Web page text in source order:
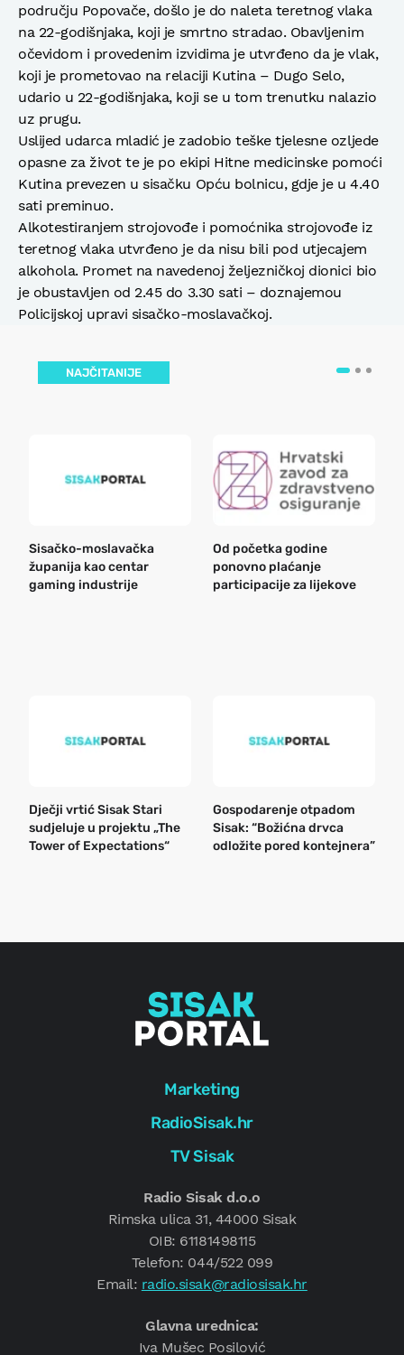
području Popovače, došlo je do naleta teretnog vlaka
na 22-godišnjaka, koji je smrtno stradao. Obavljenim
očevidom i provedenim izvidima je utvrđeno da je vlak,
koji je prometovao na relaciji Kutina – Dugo Selo,
udario u 22-godišnjaka, koji se u tom trenutku nalazio
uz prugu.
Uslijed udarca mladić je zadobio teške tjelesne ozljede
opasne za život te je po ekipi Hitne medicinske pomoći
Kutina prevezen u sisačku Opću bolnicu, gdje je u 4.40
sati preminuo.
Alkotestiranjem strojovođe i pomoćnika strojovođe iz
teretnog vlaka utvrđeno je da nisu bili pod utjecajem
alkohola. Promet na navedenoj željezničkoj dionici bio
je obustavljen od 2.45 do 3.30 sati – doznajemou
Policijskoj upravi sisačko-moslavačkoj.
NAJČITANIJE
Sisačko-moslavačka
županija kao centar
gaming industrije
Od početka godine
ponovno plaćanje
participacije za lijekove
Dječji vrtić Sisak Stari
sudjeluje u projektu „The
Tower of Expectations“
Gospodarenje otpadom
Sisak: “Božićna drvca
odložite pored kontejnera”
Marketing
RadioSisak.hr
TV Sisak
Radio Sisak d.o.o
Rimska ulica 31, 44000 Sisak
OIB: 61181498115
Telefon: 044/522 099
Email: radio.sisak@radiosisak.hr
Glavna urednica:
Iva Mušec Posilović